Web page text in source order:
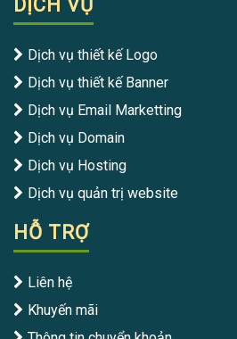
DỊCH VỤ
Dịch vụ thiết kế Logo
Dịch vụ thiết kế Banner
Dịch vụ Email Marketting
Dịch vụ Domain
Dịch vụ Hosting
Dịch vụ quản trị website
HỖ TRỢ
Liên hệ
Khuyến mãi